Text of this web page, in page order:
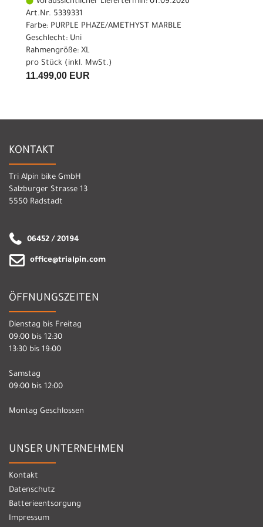
Art.Nr. 5339331
Farbe: PURPLE PHAZE/AMETHYST MARBLE
Geschlecht: Uni
Rahmengröße: XL
pro Stück (inkl. MwSt.)
11.499,00 EUR
KONTAKT
Tri Alpin bike GmbH
Salzburger Strasse 13
5550 Radstadt
06452 / 20194
office@trialpin.com
ÖFFNUNGSZEITEN
Dienstag bis Freitag
09:00 bis 12:30
13:30 bis 19:00
Samstag
09:00 bis 12:00
Montag Geschlossen
UNSER UNTERNEHMEN
Kontakt
Datenschutz
Batterieentsorgung
Impressum